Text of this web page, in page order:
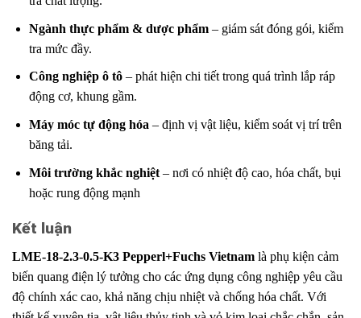
Ngành thực phẩm & dược phẩm– giám sát đóng gói, kiểm
tra mức đầy.
Công nghiệp ô tô– phát hiện chi tiết trong quá trình lắp ráp
động cơ, khung gầm.
Máy móc tự động hóa – định vị vật liệu, kiểm soát vị trí trên
băng tải.
Môi trường khắc nghiệt– nơi có nhiệt độ cao, hóa chất, bụi
hoặc rung động mạnh
Kết luận
LME-18-2.3-0.5-K3 Pepperl+Fuchs Vietnam là phụ kiện cảm
biến quang điện lý tưởng cho các ứng dụng công nghiệp yêu cầu
độ chính xác cao, khả năng chịu nhiệt và chống hóa chất. Với